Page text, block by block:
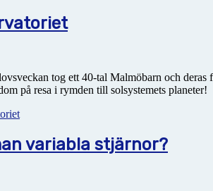
tog ett 40-tal Malmöbarn och
på resa i rymden till solsystemets planeter!
variabla stjärnor?